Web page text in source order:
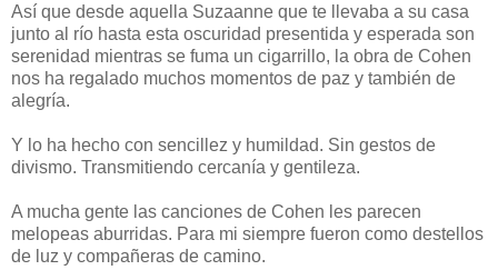
Así que desde aquella Suzaanne que te llevaba a su casa
junto al río hasta esta oscuridad presentida y esperada son
serenidad mientras se fuma un cigarrillo, la obra de Cohen
nos ha regalado muchos momentos de paz y también de
alegría.
Y lo ha hecho con sencillez y humildad. Sin gestos de
divismo. Transmitiendo cercanía y gentileza.
A mucha gente las canciones de Cohen les parecen
melopeas aburridas. Para mi siempre fueron como destellos
de luz y compañeras de camino.